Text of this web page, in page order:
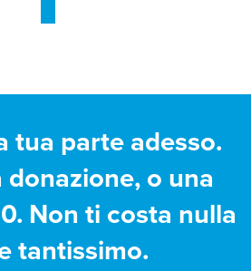
tua parte adesso.
donazione, o una
Non ti costa nulla
tantissimo.